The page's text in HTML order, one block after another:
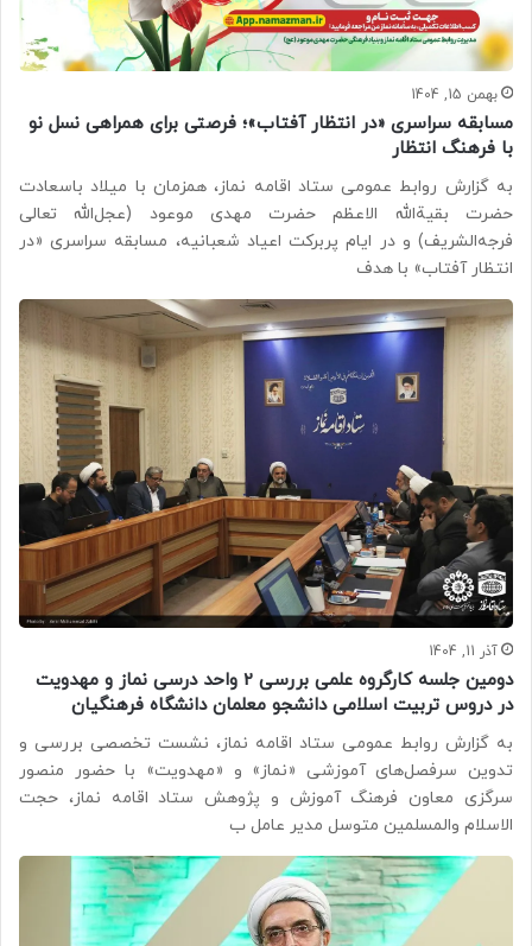
بهمن 15, 1404
مسابقه سراسری «در انتظار آفتاب»؛ فرصتی برای همراهی نسل نو
با فرهنگ انتظار
به گزارش روابط عمومی ستاد اقامه نماز، همزمان با میلاد باسعادت
حضرت بقیة‌الله الاعظم حضرت مهدی موعود (عجل‌الله تعالی
فرجه‌الشریف) و در ایام پربرکت اعیاد شعبانیه، مسابقه سراسری «در
انتظار آفتاب» با هدف
آذر 11, 1404
دومین جلسه کارگروه علمی بررسی 2 واحد درسی نماز و مهدویت
در دروس تربیت اسلامی دانشجو معلمان دانشگاه فرهنگیان
به گزارش روابط عمومی ستاد اقامه نماز، نشست تخصصی بررسی و
تدوین سرفصل‌های آموزشی «نماز» و «مهدویت» با حضور منصور
سرگزی معاون فرهنگ آموزش و پژوهش ستاد اقامه نماز، حجت
الاسلام والمسلمین متوسل مدیر عامل ب